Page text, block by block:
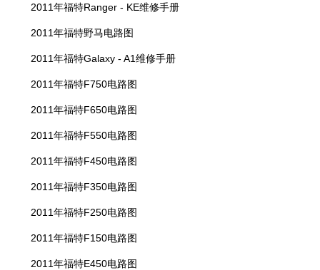
2011年福特Ranger - KE维修手册
2011年福特野马电路图
2011年福特Galaxy - A1维修手册
2011年福特F750电路图
2011年福特F650电路图
2011年福特F550电路图
2011年福特F450电路图
2011年福特F350电路图
2011年福特F250电路图
2011年福特F150电路图
2011年福特E450电路图